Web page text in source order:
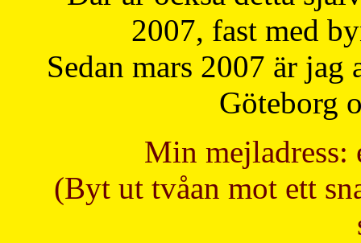
2007, fast med
Sedan mars 2007 är
Göteborg
Min mejladress:
(Byt ut tvåan mot ett